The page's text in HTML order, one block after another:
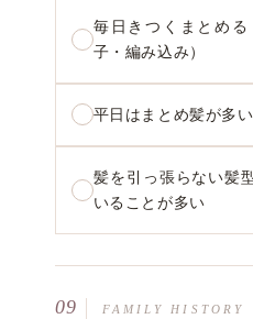
毎日きつくまとめ
子・編み込み）
平日はまとめ髪が多い
髪を引っ張らない髪
いることが多い
09 FAMILY HISTORY